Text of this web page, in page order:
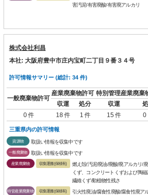
害汚泥/有害廃酸/有害廃アルカリ
株式会社利昌
本社: 大阪府豊中市庄内宝町二丁目９番３４号
許可情報サマリー (総計: 34 件)
一般廃棄物許可
産業廃棄物許可 特別管理産業廃棄
収運
処分 収運
0 件
18 件 1 件 15 件 0
三重県内の許可情報
資源物 取扱い情報を収集中です
一般廃棄物 取扱い情報を収集中です
産業廃棄物 収集運搬(保積有)
燃え殻/汚泥/廃油/廃酸/廃アルカリ/
くず、コンクリートくずおよび陶
繊維くず/動植物性残さ
特管産業廃棄物 収集運搬(保積有)
引火性廃油/腐食性廃酸/腐食性廃ア